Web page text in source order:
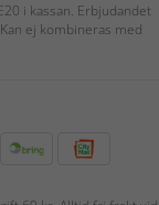
i kassan. Erbjudandet
ej kombineras med